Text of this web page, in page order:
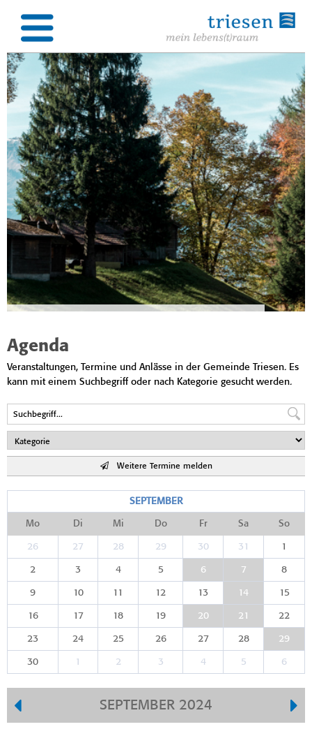
Agenda
Veranstaltungen, Termine und Anlässe in der Gemeinde Triesen. Es
kann mit einem Suchbegriff oder nach Kategorie gesucht werden.
Weitere Termine melden
SEPTEMBER
Mo Di Mi Do Fr Sa So
26 27 28 29 30 31 1
2 3 4 5 6 7 8
9 10 11 12 13 14 15
16 17 18 19 20 21 22
23 24 25 26 27 28 29
30 1 2 3 4 5 6
SEPTEMBER 2024